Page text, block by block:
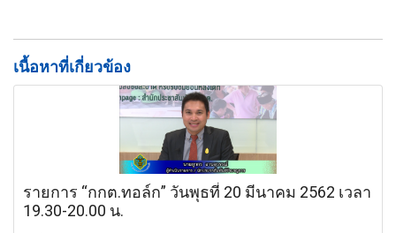
เนื้อหาที่เกี่ยวข้อง
รายการ “กกต.ทอล์ก” วันพุธที่ 20 มีนาคม 2562 เวลา
19.30-20.00 น.